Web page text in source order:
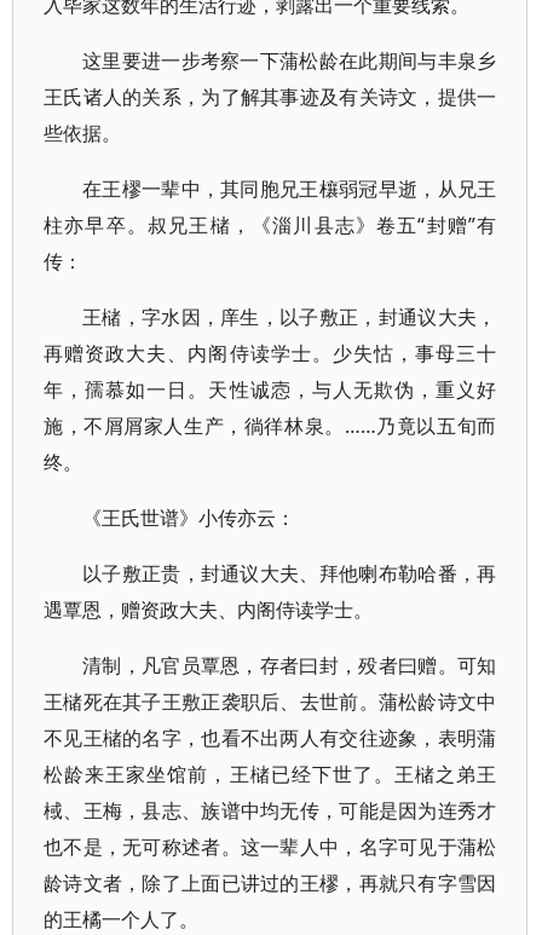
这里要进一步考察一下蒲松龄在此期间与丰泉乡
王氏诸人的关系，为了解其事迹及有关诗文，提供一
些依据。
在王樛一辈中，其同胞兄王欀弱冠早逝，从兄王
柱亦早卒。叔兄王槠，《淄川县志》卷五“封赠”有
传：
王槠，字水因，庠生，以子敷正，封通议大夫，
再赠资政大夫、内阁侍读学士。少失怙，事母三十
年，孺慕如一日。天性诚悫，与人无欺伪，重义好
施，不屑屑家人生产，徜徉林泉。……乃竟以五旬而
终。
《王氏世谱》小传亦云：
以子敷正贵，封通议大夫、拜他喇布勒哈番，再
遇覃恩，赠资政大夫、内阁侍读学士。
清制，凡官员覃恩，存者曰封，殁者曰赠。可知
王槠死在其子王敷正袭职后、去世前。蒲松龄诗文中
不见王槠的名字，也看不出两人有交往迹象，表明蒲
松龄来王家坐馆前，王槠已经下世了。王槠之弟王
棫、王梅，县志、族谱中均无传，可能是因为连秀才
也不是，无可称述者。这一辈人中，名字可见于蒲松
龄诗文者，除了上面已讲过的王樛，再就只有字雪因
的王橘一个人了。